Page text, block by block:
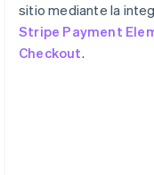
sitio mediante la
Stripe Payment
Checkout.